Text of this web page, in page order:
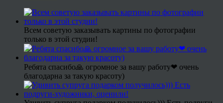
Всем советую заказывать картины по фотографии
только в этой студии!
Ребята спасибо🙏 огромное за вашу работу❤ очень
благодарна за такую красоту)